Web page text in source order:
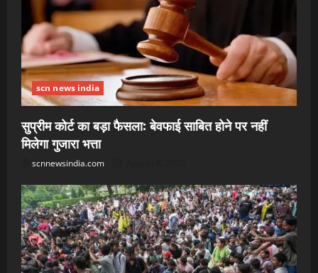
scn news india
सुप्रीम कोर्ट का बड़ा फैसला: बेवफाई साबित होने पर नहीं
मिलेगा गुजारा भत्ता
scnnewsindia.com